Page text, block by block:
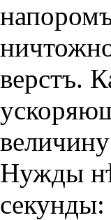
верстъ.
Нужды